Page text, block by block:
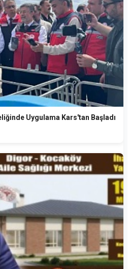
Uygulama Kars'tan Başladı